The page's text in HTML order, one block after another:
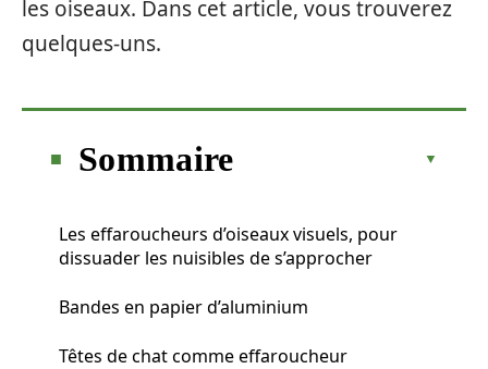
les oiseaux. Dans cet article, vous trouverez
quelques-uns.
Sommaire
Les effaroucheurs d’oiseaux visuels, pour
dissuader les nuisibles de s’approcher
Bandes en papier d’aluminium
Têtes de chat comme effaroucheur